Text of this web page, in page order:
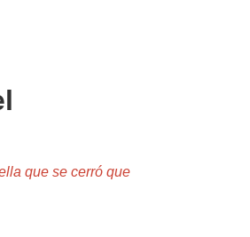
que se cerró que